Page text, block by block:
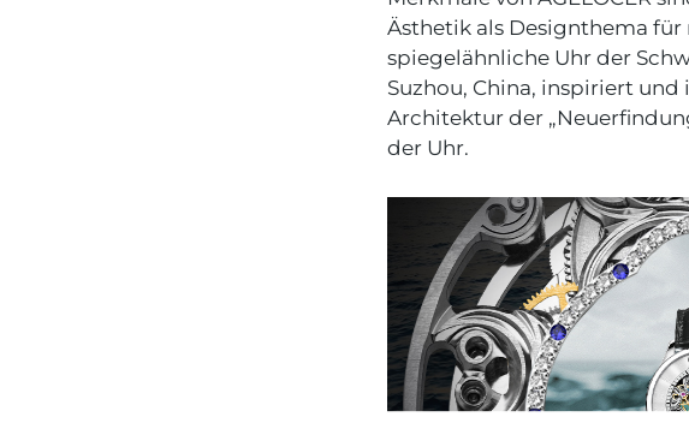
Ästhetik als Designthema
spiegelähnliche Uhr der
Suzhou, China, inspiriert
Architektur der
der Uhr.